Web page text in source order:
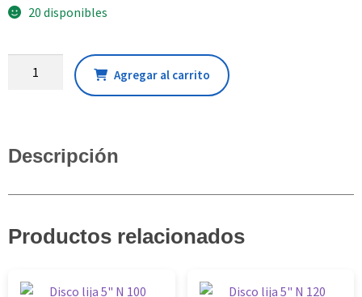
20 disponibles
Agregar al carrito
Descripción
Productos relacionados